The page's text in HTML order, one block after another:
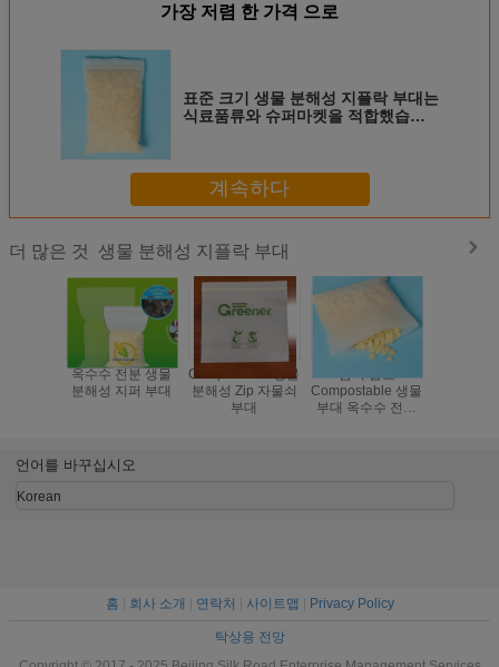
가장 저렴 한 가격 으로
표준 크기 생물 분해성 지플락 부대는
식료품류와 슈퍼마켓을 적합했습니
계속하다
더 많은 것 생물 분해성 지플락 부대
옥수수 전분 생물
분해성 지퍼 부대
Compostable 생물
분해성 Zip 자물쇠
부대
음식 급료
Compostable 생물
부대 옥수수 전분
언어를 바꾸십시오
Korean
홈 회사 소개 연락처 사이트맵 Privacy Policy
탁상용 전망